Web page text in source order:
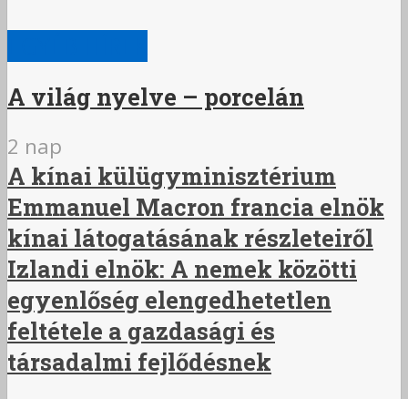
A világ nyelve – porcelán
2 nap
A kínai külügyminisztérium
Emmanuel Macron francia elnök
kínai látogatásának részleteiről
Izlandi elnök: A nemek közötti
egyenlőség elengedhetetlen
feltétele a gazdasági és
társadalmi fejlődésnek